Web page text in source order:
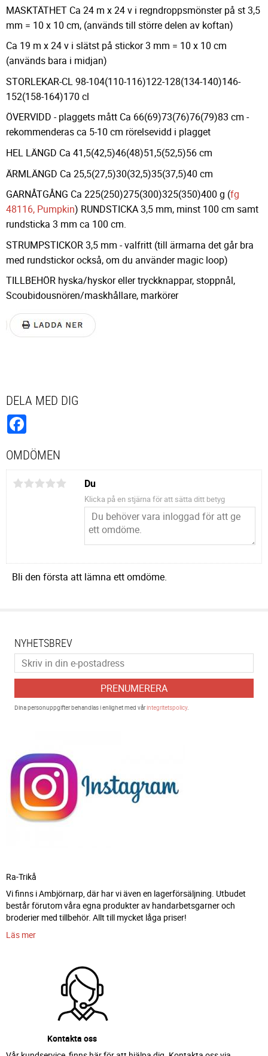
MASKTÄTHET Ca 24 m x 24 v i regndroppsmönster på st 3,5
mm = 10 x 10 cm, (används till större delen av koftan)
Ca 19 m x 24 v i slätst på stickor 3 mm = 10 x 10 cm
(används bara i midjan)
STORLEKAR-CL 98-104(110-116)122-128(134-140)146-
152(158-164)170 cl
ÖVERVIDD - plaggets mått Ca 66(69)73(76)76(79)83 cm -
rekommenderas ca 5-10 cm rörelsevidd i plagget
HEL LÄNGD Ca 41,5(42,5)46(48)51,5(52,5)56 cm
ÄRMLÄNGD Ca 25,5(27,5)30(32,5)35(37,5)40 cm
GARNÅTGÅNG Ca 225(250)275(300)325(350)400 g (fg
48116, Pumpkin) RUNDSTICKA 3,5 mm, minst 100 cm samt
rundsticka 3 mm ca 100 cm.
STRUMPSTICKOR 3,5 mm - valfritt (till ärmarna det går bra
med rundstickor också, om du använder magic loop)
TILLBEHÖR hyska/hyskor eller tryckknappar, stoppnål,
Scoubidousnören/maskhållare, markörer
DELA MED DIG
OMDÖMEN
Du
Klicka på en stjärna för att sätta ditt betyg
Bli den första att lämna ett omdöme.
NYHETSBREV
PRENUMERERA
Dina personuppgifter behandlas i enlighet med vårintegritetspolicy.
Ra-Trikå
Vi finns i Ambjörnarp, där har vi även en lagerförsäljning. Utbudet
består förutom våra egna produkter av handarbetsgarner och
broderier med tillbehör. Allt till mycket låga priser!
Läs mer
Kontakta oss